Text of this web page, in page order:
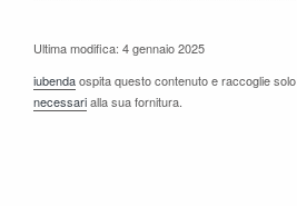
Ultima modifica: 4 gennaio 2025
iubendaospita questo contenuto e raccoglie solo
necessarialla sua fornitura.